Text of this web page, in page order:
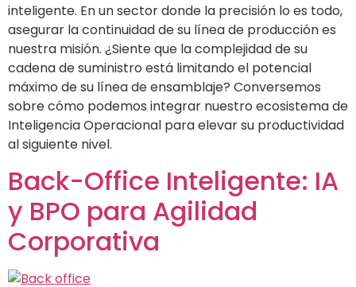
inteligente. En un sector donde la precisión lo es todo,
asegurar la continuidad de su línea de producción es
nuestra misión. ¿Siente que la complejidad de su
cadena de suministro está limitando el potencial
máximo de su línea de ensamblaje? Conversemos
sobre cómo podemos integrar nuestro ecosistema de
Inteligencia Operacional para elevar su productividad
al siguiente nivel.
Back-Office Inteligente: IA
y BPO para Agilidad
Corporativa